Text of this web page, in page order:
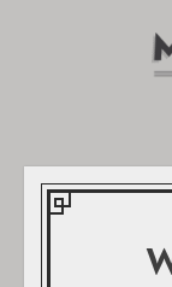
Apfelwein und